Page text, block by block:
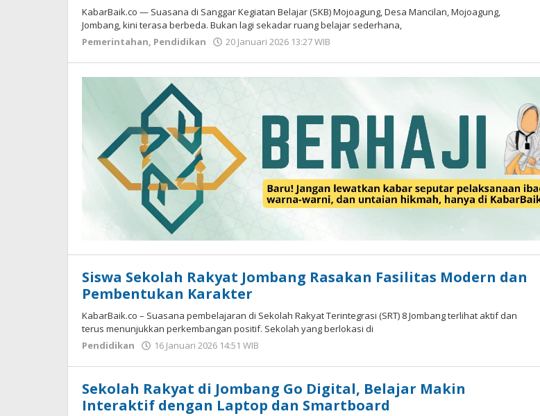
KabarBaik.co — Suasana di Sanggar Kegiatan Belajar (SKB) Mojoagung, Desa Mancilan, Mojoagung,
Jombang, kini terasa berbeda. Bukan lagi sekadar ruang belajar sederhana,
Pemerintahan, Pendidikan 20 Januari 2026 13:27 WIB
Siswa Sekolah Rakyat Jombang Rasakan Fasilitas Modern dan
Pembentukan Karakter
KabarBaik.co – Suasana pembelajaran di Sekolah Rakyat Terintegrasi (SRT) 8 Jombang terlihat aktif dan
terus menunjukkan perkembangan positif. Sekolah yang berlokasi di
Pendidikan
16 Januari 2026 14:51 WIB
Sekolah Rakyat di Jombang Go Digital, Belajar Makin
Interaktif dengan Laptop dan Smartboard